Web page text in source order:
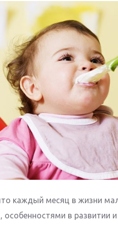
каждый месяц в жизни
в развитии